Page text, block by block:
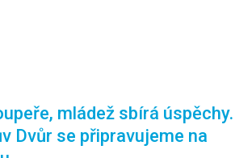
mládež sbírá úspěchy.
Dvůr se připravujeme na